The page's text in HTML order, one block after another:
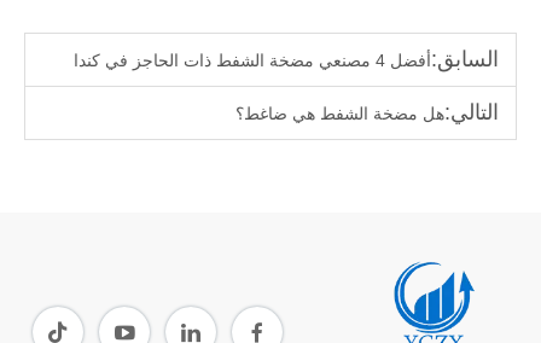
السابق:أفضل 4 مصنعي مضخة الشفط ذات الحاجز في كندا
التالي:هل مضخة الشفط هي ضاغط؟